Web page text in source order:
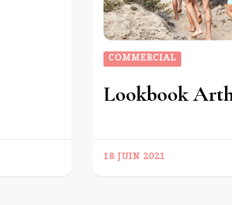
COMMERCIAL
Lookbook
18 JUIN 2021